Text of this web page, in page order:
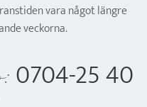
vara något längre
veckorna.
0704-25 40